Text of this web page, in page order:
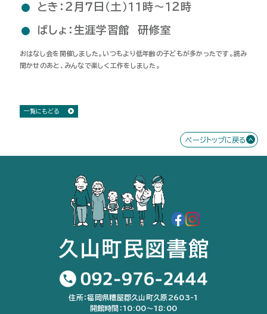
とき：２月７日（土）１１時～１２時
ばしょ：生涯学習館 研修室
おはなし会を開催しました。いつもより低年齢の子どもが多かったです。読み
聞かせのあと、みんなで楽しく工作をしました。
一覧にもどる
ページトップに戻る
住所：福岡県糟屋郡久山町久原2603-1
開館時間：10:00〜18:00